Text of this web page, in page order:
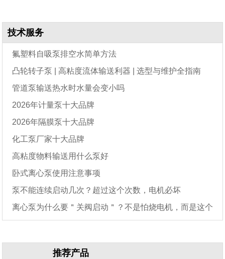
技术服务
氟塑料自吸泵排空水简单方法
凸轮转子泵 | 高粘度流体输送利器 | 选型与维护全指南
管道泵输送热水时水量会变小吗
2026年计量泵十大品牌
2026年隔膜泵十大品牌
化工泵厂家十大品牌
高粘度物料输送用什么泵好
卧式离心泵使用注意事项
泵不能连续启动几次？超过这个次数，电机必坏
离心泵为什么要＂关阀启动＂？不是怕烧电机，而是这个
推荐产品